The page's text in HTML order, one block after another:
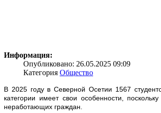
Информация:
Опубликовано: 26.05.2025 09:09
Категория Общество
В 2025 году в Северной Осетии 1567
категории имеет свои особенности,
неработающих граждан.